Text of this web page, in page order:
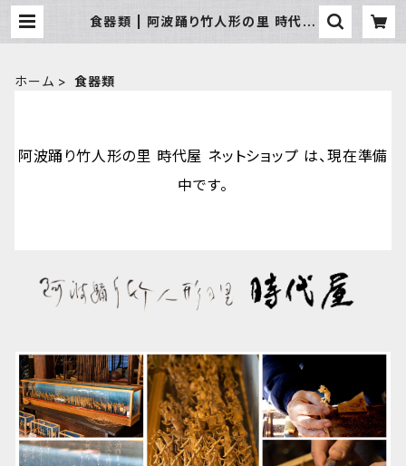
食器類 | 阿波踊り竹人形の里 時代屋
ホーム 食器類
阿波踊り竹人形の里 時代屋 ネットショップ は、現在準備
中です。